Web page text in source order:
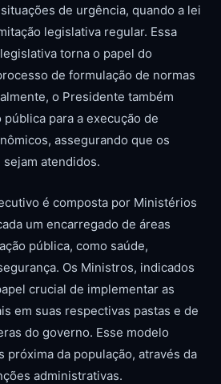
de urgência, quando a lei
legislativa regular. Essa
torna o papel do
de formulação de normas
o Presidente também
para a execução de
assegurando que os
atendidos.
é composta por Ministérios
um encarregado de áreas
pública, como saúde,
Os Ministros, indicados
crucial de implementar as
em suas respectivas pastas e de
do governo. Esse modelo
próxima da população, através da
administrativas.